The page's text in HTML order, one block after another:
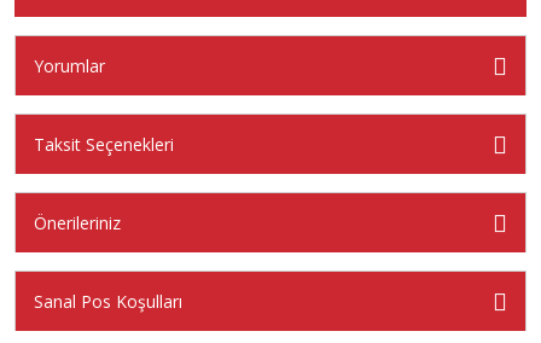
Yorumlar
Taksit Seçenekleri
Önerileriniz
Sanal Pos Koşulları